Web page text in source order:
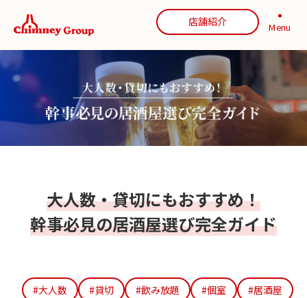
店舗紹介 Menu
大人数・貸切にもおすすめ！
幹事必見の居酒屋選び完全ガイド
#大人数 #貸切 #飲み放題 #個室
#居酒屋